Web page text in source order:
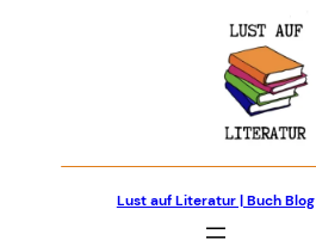
Lust auf Literatur | Buch Blog